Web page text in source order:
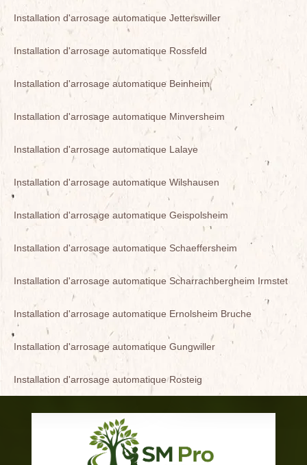
Installation d'arrosage automatique Jetterswiller
Installation d'arrosage automatique Rossfeld
Installation d'arrosage automatique Beinheim
Installation d'arrosage automatique Minversheim
Installation d'arrosage automatique Lalaye
Installation d'arrosage automatique Wilshausen
Installation d'arrosage automatique Geispolsheim
Installation d'arrosage automatique Schaeffersheim
Installation d'arrosage automatique Scharrachbergheim Irmstet
Installation d'arrosage automatique Ernolsheim Bruche
Installation d'arrosage automatique Gungwiller
Installation d'arrosage automatique Rosteig